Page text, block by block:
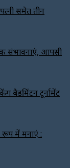
समेत तीन
संभावनाएं, आपसी
बैडमिंटन टूर्नामेंट
में मनाएं :